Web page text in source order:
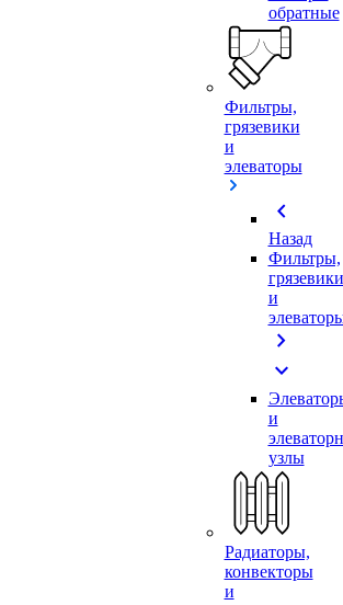
обратные
Фильтры,
грязевики
и
элеваторы
chevron_left
Назад
Фильтры,
грязевики
и
chevron_right
expand_more
и
узлы
Радиаторы,
конвекторы
и